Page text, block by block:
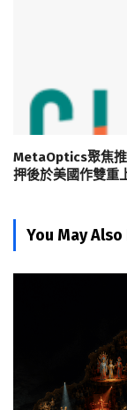
MetaOptics聚焦推
押後於美國作雙重
You May Also